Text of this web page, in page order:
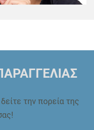
την πορεία της